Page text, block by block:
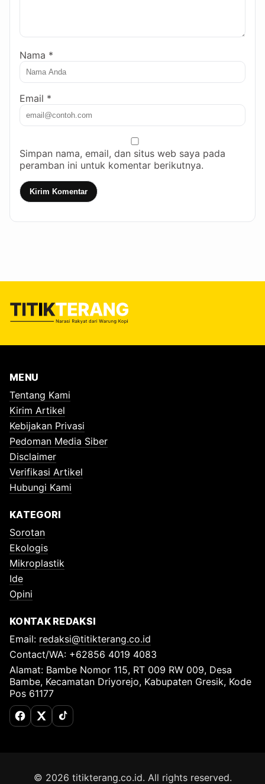
Nama *
Email *
Simpan nama, email, dan situs web saya pada
peramban ini untuk komentar berikutnya.
Kirim Komentar
MENU
Tentang Kami
Kirim Artikel
Kebijakan Privasi
Pedoman Media Siber
Disclaimer
Verifikasi Artikel
Hubungi Kami
KATEGORI
Sorotan
Ekologis
Mikroplastik
Ide
Opini
KONTAK REDAKSI
Email: redaksi@titikterang.co.id
Contact/WA: +62856 4019 4083
Alamat: Bambe Nomor 115, RT 009 RW 009, Desa
Bambe, Kecamatan Driyorejo, Kabupaten Gresik, Kode
Pos 61177
Facebook
X (Twitter)
TikTok
© 2026 titikterang.co.id. All rights reserved.